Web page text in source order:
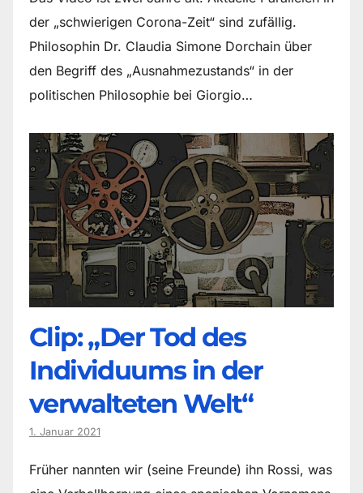
der „schwierigen Corona-Zeit“ sind zufällig.
Philosophin Dr. Claudia Simone Dorchain über
den Begriff des „Ausnahmezustands“ in der
politischen Philosophie bei Giorgio…
Clip: „Der Tod des
Individuums in der
verwalteten Welt“
1. Januar 2021
Früher nannten wir (seine Freunde) ihn Rossi, was